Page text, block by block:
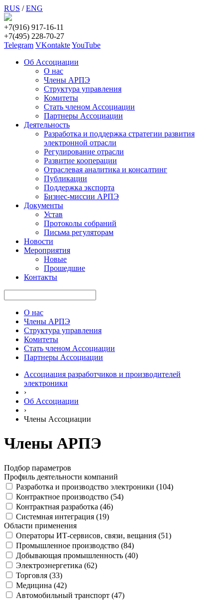
RUS /ENG
+7(916) 917-16-11
+7(495) 228-70-27
Telegram VKontakteYouTube
Об Ассоциации
О нас
Члены АРПЭ
Структура управления
Комитеты
Стать членом Ассоциации
Партнеры Ассоциации
Деятельность
Разработка и поддержка стратегии развития
электронной отрасли
Регулирование отрасли
Развитие кооперации
Отраслевая аналитика и консалтинг
Публикации
Поддержка экспорта
Бизнес-миссии АРПЭ
Документы
Устав
Протоколы собраний
Письма регуляторам
Новости
Мероприятия
Новые
Прошедшие
Контакты
О нас
Члены АРПЭ
Структура управления
Комитеты
Стать членом Ассоциации
Партнеры Ассоциации
Ассоциация разработчиков и производителей
электроники
›
Об Ассоциации
›
Члены Ассоциации
Члены АРПЭ
Подбор параметров
Профиль деятельности компаний
Разработка и производство электроники (104)
Контрактное производство (54)
Контрактная разработка (46)
Системная интеграция (19)
Области применения
Операторы ИТ-сервисов, связи, вещания (51)
Промышленное производство (84)
Добывающая промышленность (40)
Электроэнергетика (62)
Торговля (33)
Медицина (42)
Автомобильный транспорт (47)